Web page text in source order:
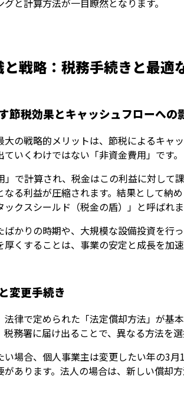
と計算方法が一目瞭然となります。
戦略：税務手続きと最適
節税効果とキャッシュフローへの
大の戦略的メリットは、節税によるキャ
いくわけではない「非資金費用」です。
」で計算され、税金はこの利益に対して
なる利益が圧縮されます。結果として納
ックスシールド（税金の盾）」と呼ばれ
ばかりの時期や、大規模な設備投資を行
厚くすることは、事業の安定と成長を加
変更手続き
法律で定められた「法定償却方法」が基
税務署に届け出ることで、異なる方法を
い場合、個人事業主は変更したい年の3
があります。法人の場合は、新しい償却